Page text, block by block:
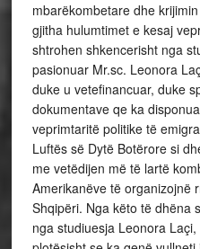
mbarëkombetare dhe
gjitha hulumtimet e kesaj
shtrohen shkencerisht nga
pasionuar Mr.sc. Leonora
duke u vetefinancuar, duke
dokumentave qe ka
veprimtaritë politike të
Luftës së Dytë Botërore si
me vetëdijen më të lartë
Amerikanëve të organizojnë
Shqipëri. Nga këto të dhëna
nga studiuesja Leonora